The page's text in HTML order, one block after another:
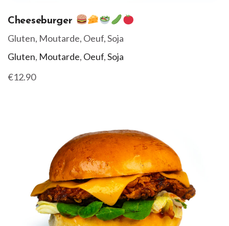
Cheeseburger
Gluten, Moutarde, Oeuf, Soja
Gluten, Moutarde, Oeuf,Soja
€12.90